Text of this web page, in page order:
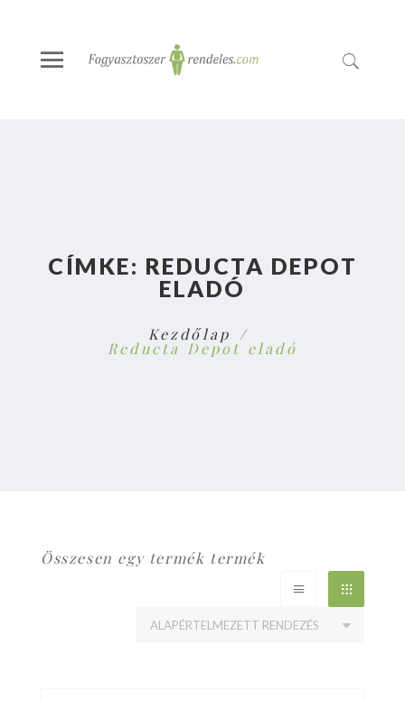
CÍMKE: REDUCTA DEPOT
ELADÓ
Kezdőlap
Reducta Depot eladó
Összesen egy termék termék